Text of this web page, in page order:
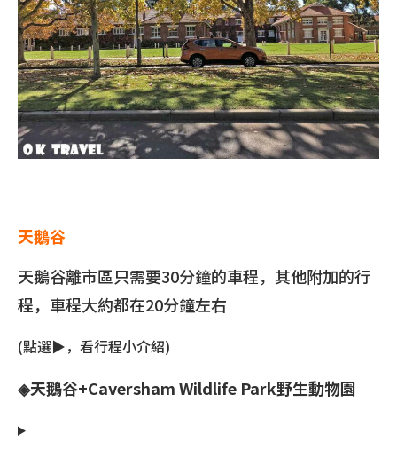
天鵝谷
天鵝谷離市區只需要30分鐘的車程，其他附加的行
程，車程大約都在20分鐘左右
(點選▶，看行程小介紹)
◈天鵝谷+Caversham Wildlife Park野生動物園